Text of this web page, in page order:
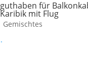
für
mit Flug
Gemischtes